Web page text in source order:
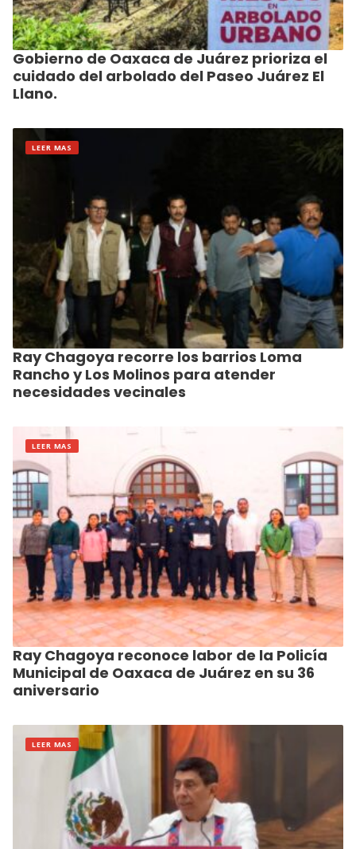
Gobierno de Oaxaca de Juárez prioriza el
cuidado del arbolado del Paseo Juárez El
Llano.
LEER MAS
Ray Chagoya recorre los barrios Loma
Rancho y Los Molinos para atender
necesidades vecinales
LEER MAS
Ray Chagoya reconoce labor de la Policía
Municipal de Oaxaca de Juárez en su 36
aniversario
LEER MAS